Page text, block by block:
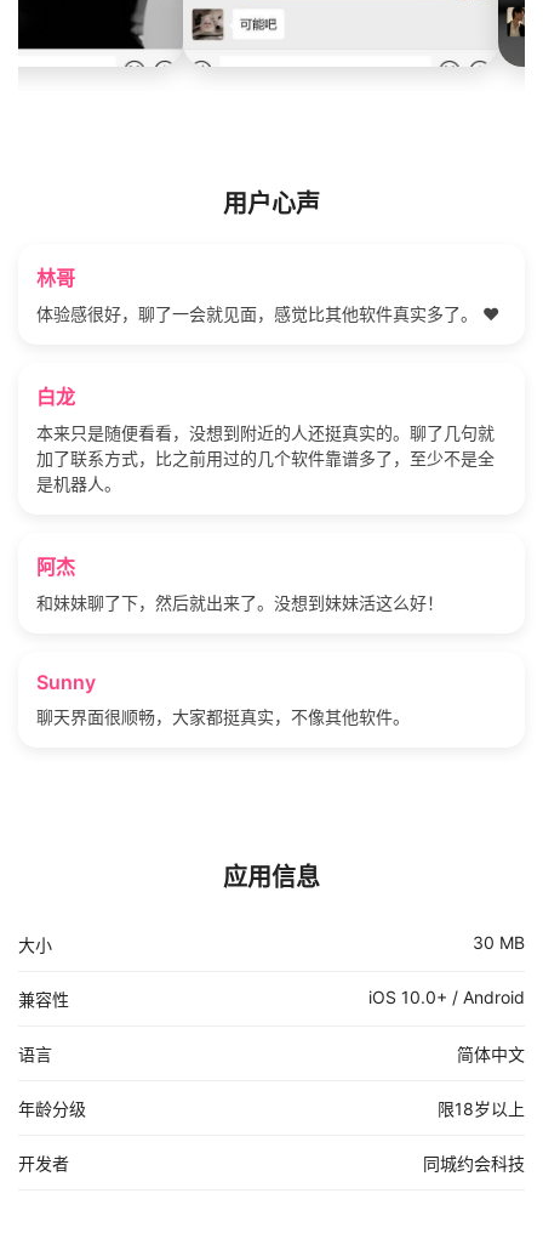
用户心声
林哥
体验感很好，聊了一会就见面，感觉比其他软件真实多了。 ❤️
白龙
本来只是随便看看，没想到附近的人还挺真实的。聊了几句就
加了联系方式，比之前用过的几个软件靠谱多了，至少不是全
是机器人。
阿杰
和妹妹聊了下，然后就出来了。没想到妹妹活这么好！
Sunny
聊天界面很顺畅，大家都挺真实，不像其他软件。
应用信息
大小 30 MB
兼容性 iOS 10.0+ / Android
语言 简体中文
年龄分级 限18岁以上
开发者 同城约会科技